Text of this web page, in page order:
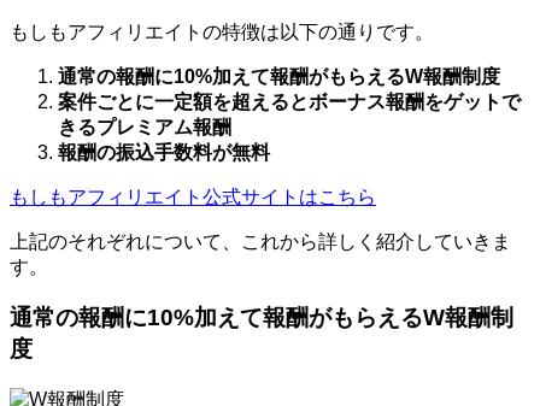
もしもアフィリエイトの特徴は以下の通りです。
通常の報酬に10%加えて報酬がもらえるW報酬制度
案件ごとに一定額を超えるとボーナス報酬をゲットで
きるプレミアム報酬
報酬の振込手数料が無料
もしもアフィリエイト公式サイトはこちら
上記のそれぞれについて、これから詳しく紹介していきま
す。
通常の報酬に10%加えて報酬がもらえるW報酬制
度